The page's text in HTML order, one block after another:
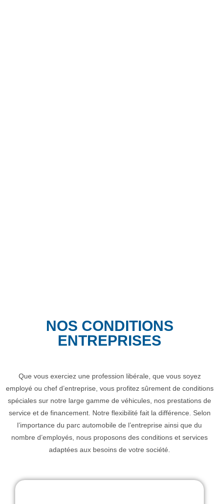
NOS CONDITIONS
ENTREPRISES
Que vous exerciez une profession libérale, que vous soyez
employé ou chef d’entreprise, vous profitez sûrement de conditions
spéciales sur notre large gamme de véhicules, nos prestations de
service et de financement. Notre flexibilité fait la différence. Selon
l’importance du parc automobile de l’entreprise ainsi que du
nombre d’employés, nous proposons des conditions et services
adaptées aux besoins de votre société.